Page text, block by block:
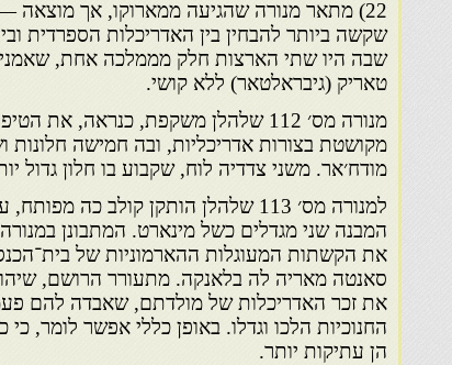
22) מתאר מנורה שהגיעה ממארוקו, אך
שקשה ביותר להבחין בין האדריכלות הספרדית
שבה היו שתי הארצות חלק מממלכה אחת,
טאריק (גיבראלטאר) ללא קושי.
מנורה מס׳ 112 שלהלן משקפת, כנראה,
מקושטת בצורות אדריכליות, ובה חמישה חלונות
מודח׳אר. משני צדדיה לוח, שקבוע בו חלון גדול
למנורה מס׳ 113 שלהלן הותקן קולב
המבנה שני מגדלים כשל מינארט. המתבונן
את הקשתות המעוגלות ההארמוניות של
סאנטה מאריה לה בלאנקה. מתעורר הרושם,
את זכר האדריכלות של מולדתם, שאבדה להם
החנוכיות הלכו וגדלו. באופן כללי אפשר לומר,
הן עתיקות יותר.